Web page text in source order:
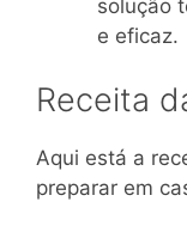
solução
e eficaz.
Receita
Aqui está a
preparar em